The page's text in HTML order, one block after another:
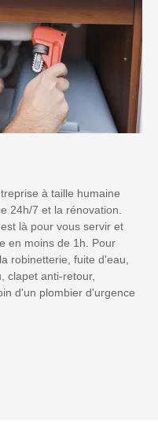
à taille humaine
24h/7 et la rénovation.
là pour vous servir et
en moins de 1h. Pour
robinetterie, fuite d'eau,
clapet anti-retour,
d'un plombier d'urgence